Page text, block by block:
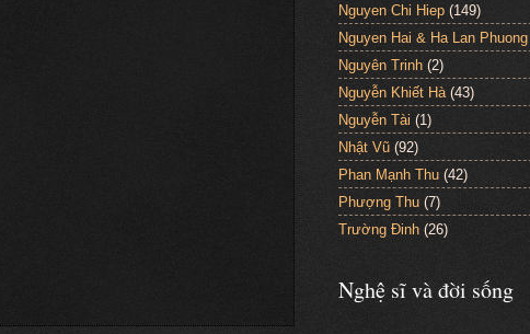
Nguyen Chi Hiep (149)
Nguyen Hai & Ha Lan Phuong
Nguyên Trinh (2)
Nguyễn Khiết Hà (43)
Nguyễn Tài (1)
Nhật Vũ (92)
Phan Mạnh Thu (42)
Phượng Thu (7)
Trường Đinh (26)
Nghệ sĩ và đời sống